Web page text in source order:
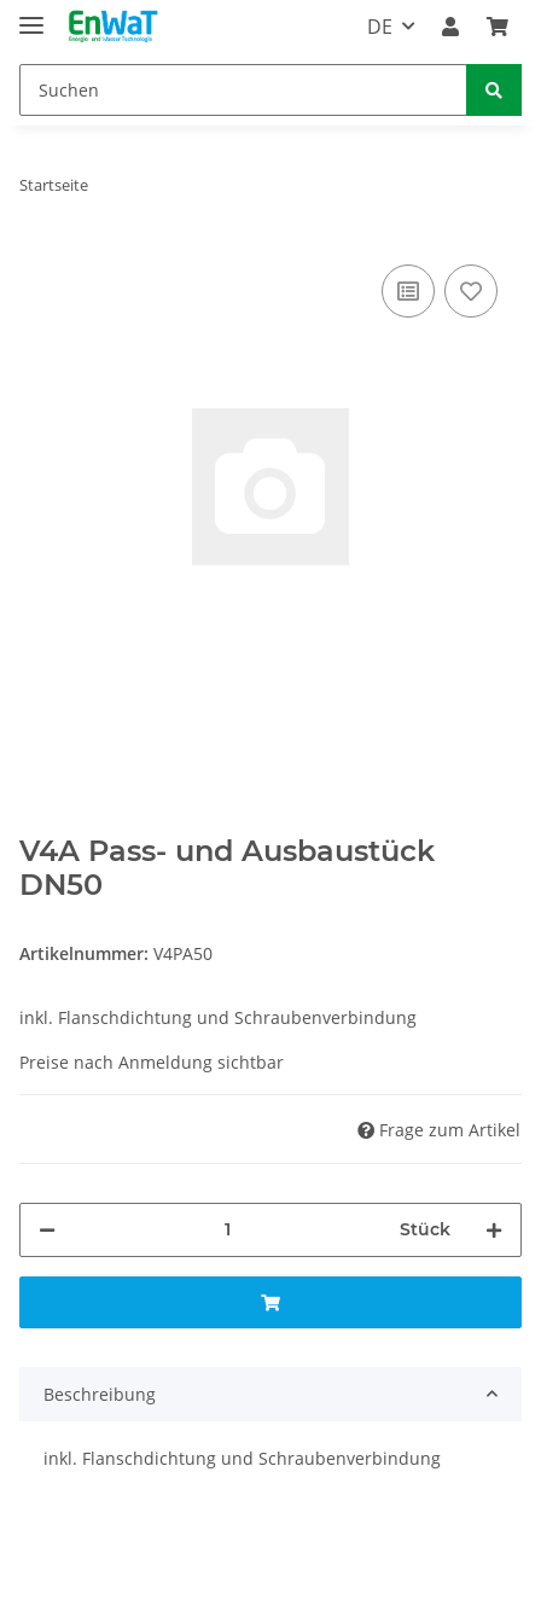
DE
Startseite
V4A Pass- und Ausbaustück
DN50
Artikelnummer: V4PA50
inkl. Flanschdichtung und Schraubenverbindung
Preise nach Anmeldung sichtbar
Frage zum Artikel
Stück
Beschreibung
inkl. Flanschdichtung und Schraubenverbindung